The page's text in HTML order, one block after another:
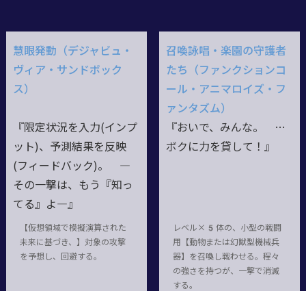
慧眼発動（デジャビュ・
ヴィア・サンドボック
ス）
『限定状況を入力(インプ
ット)、予測結果を反映
(フィードバック)。 ―
その一撃は、もう『知っ
てる』よ―』
【仮想領域で模擬演算された
未来に基づき、】対象の攻撃
を予想し、回避する。
召喚詠唱・楽園の守護者
たち（ファンクションコ
ール・アニマロイズ・フ
ァンタズム）
『おいで、みんな。 …
ボクに力を貸して！』
レベル×5体の、小型の戦闘
用【動物または幻獣型機械兵
器】を召喚し戦わせる。程々
の強さを持つが、一撃で消滅
する。